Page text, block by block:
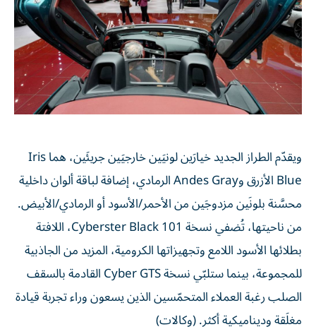
ويقدّم الطراز الجديد خيارَين لونيَين خارجيَين جريئَين، هما Iris
Blue الأزرق وAndes Gray الرمادي، إضافة لباقة ألوان داخلية
محسَّنة بلونَين مزدوجَين من الأحمر/الأسود أو الرمادي/الأبيض.
من ناحيتها، تُضفي نسخة Cyberster Black 101، اللافتة
بطلائها الأسود اللامع وتجهيزاتها الكرومية، المزيد من الجاذبية
للمجموعة، بينما ستلبّي نسخة Cyber GTS القادمة بالسقف
الصلب رغبة العملاء المتحمّسين الذين يسعون وراء تجربة قيادة
مغلَقة وديناميكية أكثر. (وكالات)